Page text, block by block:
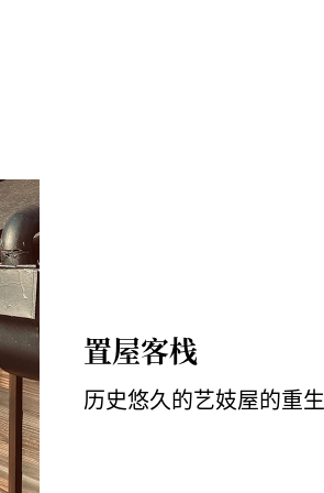
置屋客栈
历史悠久的艺妓屋的重生